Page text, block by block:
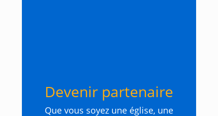
Devenir partenaire
Que vous soyez une église, une